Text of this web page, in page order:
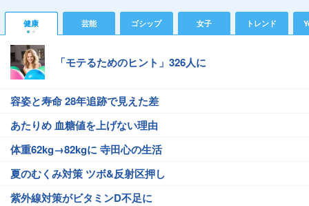
健康 芸能 ゴシップ 女子 トレンド
「モテるためのヒント」326人に
容姿と寿命 28年追跡で見えた差
あたりめ 血糖値を上げない理由
体重62kg→82kgに 寺田心の生活
夏のむくみ対策 ツボ&反射区押し
紫外線対策がビタミンD不足に